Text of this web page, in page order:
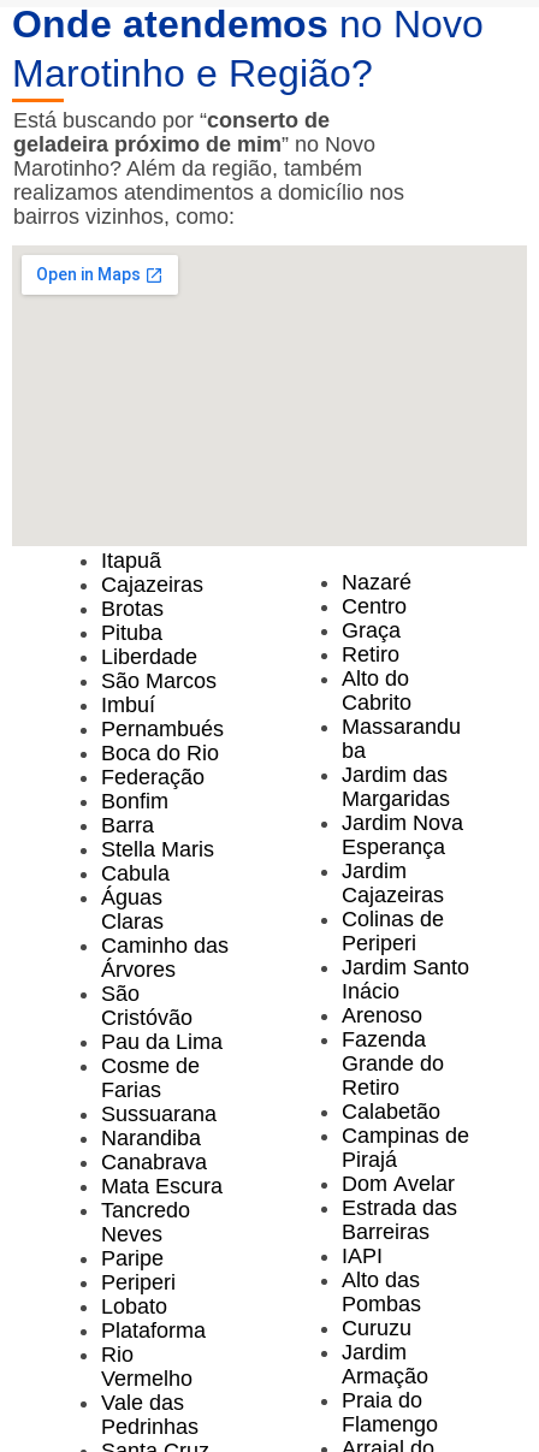
Onde atendemos no Novo
Marotinho e Região?
Está buscando por “conserto de
geladeira próximo de mim” no Novo
Marotinho? Além da região, também
realizamos atendimentos a domicílio nos
bairros vizinhos, como:
Itapuã
Cajazeiras
Brotas
Pituba
Liberdade
São Marcos
Imbuí
Pernambués
Boca do Rio
Federação
Bonfim
Barra
Stella Maris
Cabula
Águas
Claras
Caminho das
Árvores
São
Cristóvão
Pau da Lima
Cosme de
Farias
Sussuarana
Narandiba
Canabrava
Mata Escura
Tancredo
Neves
Paripe
Periperi
Lobato
Plataforma
Rio
Vermelho
Vale das
Pedrinhas
Nazaré
Centro
Graça
Retiro
Alto do
Cabrito
Massarandu
ba
Jardim das
Margaridas
Jardim Nova
Esperança
Jardim
Cajazeiras
Colinas de
Periperi
Jardim Santo
Inácio
Arenoso
Fazenda
Grande do
Retiro
Calabetão
Campinas de
Pirajá
Dom Avelar
Estrada das
Barreiras
IAPI
Alto das
Pombas
Curuzu
Jardim
Armação
Praia do
Flamengo